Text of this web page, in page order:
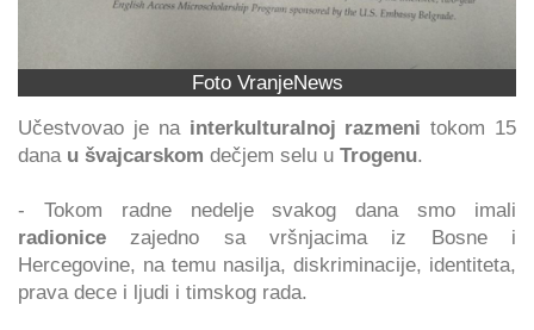
Foto VranjeNews
Učestvovao je na interkulturalnoj razmeni tokom 15
dana u švajcarskom dečjem selu u Trogenu.
- Tokom radne nedelje svakog dana smo imali
radionice zajedno sa vršnjacima iz Bosne i
Hercegovine, na temu nasilja, diskriminacije, identiteta,
prava dece i ljudi i timskog rada.